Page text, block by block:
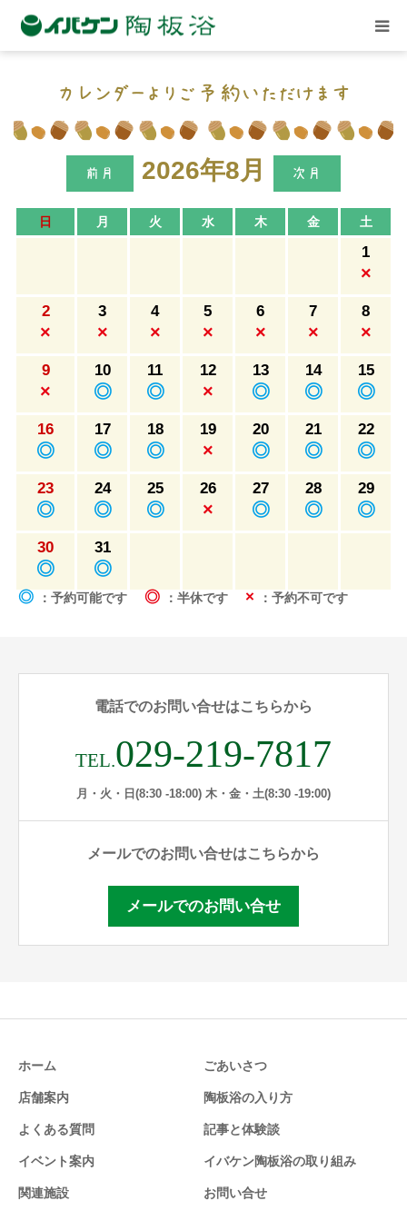
カレンダーよりご予約いただけます
2026年8月
日 月 火 水 木 金 土
1
×
2
×
3
×
4
×
5
×
6
×
7
×
8
×
9
×
10
◎
11
◎
12
×
13
◎
14
◎
15
◎
16
◎
17
◎
18
◎
19
×
20
◎
21
◎
22
◎
23
◎
24
◎
25
◎
26
×
27
◎
28
◎
29
◎
30
◎
31
◎
◎ ：予約可能です ◎ ：半休です × ：予約不可です
電話でのお問い合せはこちらから
TEL.029-219-7817
月・火・日(8:30 -18:00) 木・金・土(8:30 -19:00)
メールでのお問い合せはこちらから
メールでのお問い合せ
ホーム ごあいさつ
店舗案内 陶板浴の入り方
よくある質問 記事と体験談
イベント案内 イバケン陶板浴の取り組み
関連施設 お問い合せ
店舗案内
関連施設
ご予約